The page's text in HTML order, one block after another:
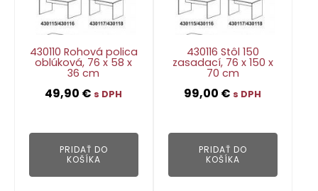
430110 Rohová polica
oblúková, 76 x 58 x
36 cm
49,90 € s DPH
PRIDAŤ DO
KOŠÍKA
430116 Stôl 150
zasadací, 76 x 150 x
70 cm
99,00 € s DPH
PRIDAŤ DO
KOŠÍKA